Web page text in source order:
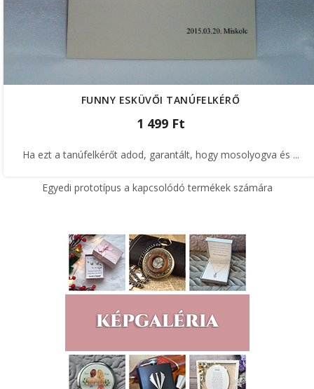
FUNNY ESKÜVŐI TANÚFELKÉRŐ
1 499 Ft
Ha ezt a tanúfelkérőt adod, garantált, hogy mosolyogva és ...
Egyedi prototípus a kapcsolódó termékek számára